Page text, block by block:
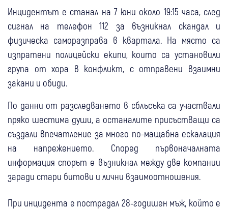
Инцидентът е станал на 7 юни около 19:15 часа, след
сигнал на телефон 112 за възникнал скандал и
физическа саморазправа в квартала. На място са
изпратени полицейски екипи, които са установили
група от хора в конфликт, с отправени взаимни
закани и обиди.
По данни от разследването в сблъсъка са участвали
пряко шестима души, а останалите присъстващи са
създали впечатление за много по-мащабна ескалация
на напрежението. Според първоначалната
информация спорът е възникнал между две компании
заради стари битови и лични взаимоотношения.
При инцидента е пострадал 28-годишен мъж, който е